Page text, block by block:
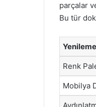
parçalar
Bu tür
Renk
Mobilya